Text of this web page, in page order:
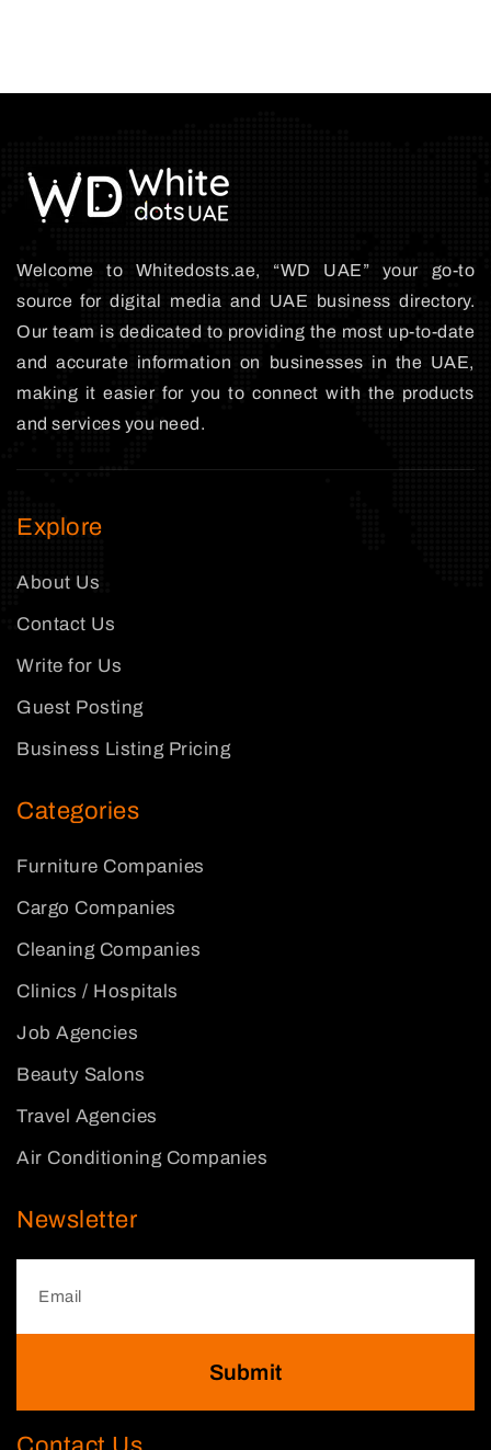
Welcome to Whitedosts.ae, “WD UAE” your go-to
source for digital media and UAE business directory.
Our team is dedicated to providing the most up-to-date
and accurate information on businesses in the UAE,
making it easier for you to connect with the products
and services you need.
Explore
About Us
Contact Us
Write for Us
Guest Posting
Business Listing Pricing
Categories
Furniture Companies
Cargo Companies
Cleaning Companies
Clinics / Hospitals
Job Agencies
Beauty Salons
Travel Agencies
Air Conditioning Companies
Newsletter
Submit